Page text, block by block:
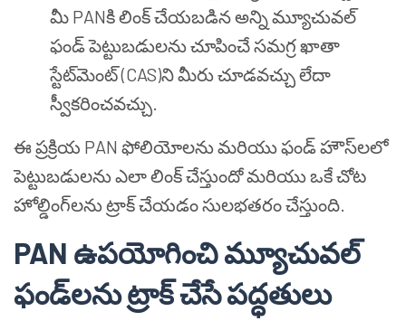
మీ PANకి లింక్ చేయబడిన అన్ని మ్యూచువల్
ఫండ్ పెట్టుబడులను చూపించే సమగ్ర ఖాతా
స్టేట్‌మెంట్ (CAS)ని మీరు చూడవచ్చు లేదా
స్వీకరించవచ్చు.
ఈ ప్రక్రియ PAN ఫోలియోలను మరియు ఫండ్ హౌస్‌లలో
పెట్టుబడులను ఎలా లింక్ చేస్తుందో మరియు ఒకే చోట
హోల్డింగ్‌లను ట్రాక్ చేయడం సులభతరం చేస్తుంది.
PAN ఉపయోగించి మ్యూచువల్
ఫండ్‌లను ట్రాక్ చేసే పద్ధతులు